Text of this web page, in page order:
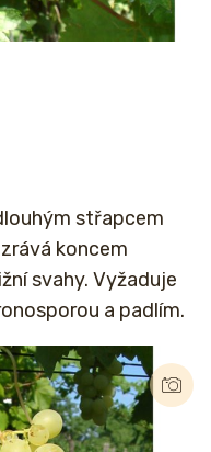
střapcem
koncem
svahy. Vyžaduje
a padlím.